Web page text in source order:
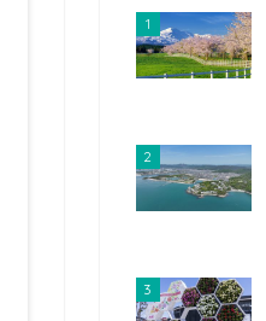
1
2
3